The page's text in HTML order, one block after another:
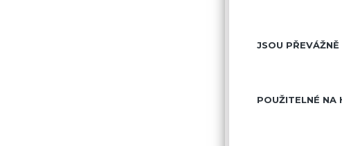
JSOU
POUŽITELNÉ NA